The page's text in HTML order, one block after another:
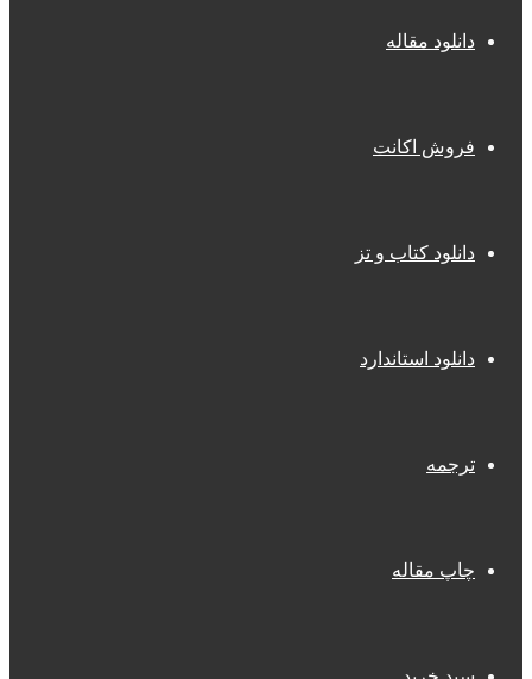
دانلود مقاله
فروش اکانت
دانلود کتاب و تز
دانلود استاندارد
ترجمه
چاپ مقاله